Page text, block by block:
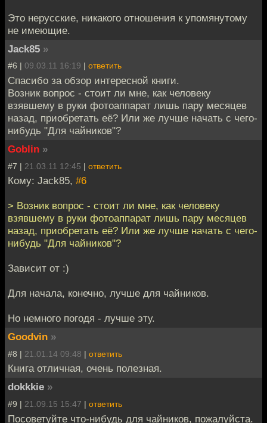
Это нерусские, никакого отношения к упомянутому
не имеющие.
Jack85 »
#6 | 09.03.11 16:19 | ответить
Спасибо за обзор интересной книги.
Возник вопрос - стоит ли мне, как человеку
взявшему в руки фотоаппарат лишь пару месяцев
назад, приобретать её? Или же лучше начать с чего-
нибудь "Для чайников"?
Goblin »
#7 | 21.03.11 12:45 | ответить
Кому: Jack85, #6
> Возник вопрос - стоит ли мне, как человеку
взявшему в руки фотоаппарат лишь пару месяцев
назад, приобретать её? Или же лучше начать с чего-
нибудь "Для чайников"?
Зависит от :)
Для начала, конечно, лучше для чайников.
Но немного погодя - лучше эту.
Goodvin »
#8 | 21.01.14 09:48 | ответить
Книга отличная, очень полезная.
dokkkie »
#9 | 21.09.15 15:47 | ответить
Посоветуйте что-нибудь для чайников, пожалуйста.